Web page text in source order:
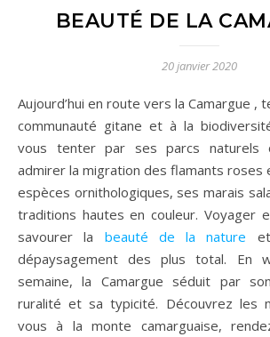
BEAUTÉ DE LA
20 janvier 2020
Aujourd’hui en route vers la Camargue , terre d’accueil de la
communauté gitane et à la
vous tenter par ses parcs naturels
admirer la migration des flamants roses
espèces ornithologiques, ses marais
traditions hautes en couleur. Voyager
savourer la beauté de la nature
dépaysagement des plus total. En
semaine, la Camargue séduit par
ruralité et sa typicité. Découvrez les
vous à la monte camarguaise,